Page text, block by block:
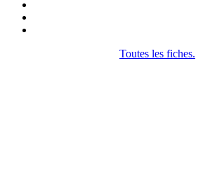
Toutes les fiches.